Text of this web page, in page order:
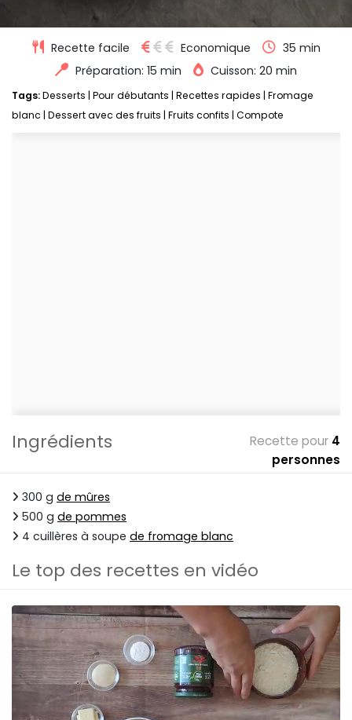
Recette facile Economique
35 min
Préparation: 15 min
Cuisson: 20 min
Tags:Desserts Pour débutants Recettes rapides Fromage
blanc Dessert avec des fruits Fruits confits Compote
Ingrédients Recette pour 4
personnes
300 g de mûres
500 g de pommes
4 cuillères à soupe de fromage blanc
Le top des recettes en vidéo